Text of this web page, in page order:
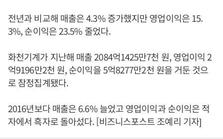
전년과 비교해 매출은 4.3% 증가했지만 영업이익은 15.
3%, 순이익은 23.5% 줄었다.
화천기계가 지난해 매출 2084억1425만7천 원, 영업이익 2
억9196만2천 원, 순이익을 5억8277만2천 원을 거둔 것으
로 잠정집계됐다.
2016년보다 매출은 6.6% 늘었고 영업이익과 순이익은 적
자에서 흑자로 돌아섰다. [비즈니스포스트 조예리 기자]